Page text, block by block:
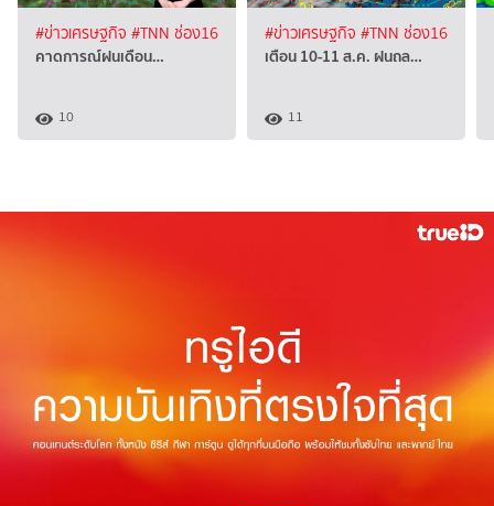
#ข่าวเศรษฐกิจ #TNN ช่อง16
คาดการณ์ฝนเดือน…
10
#ข่าวเศรษฐกิจ #TNN ช่อง16
เตือน 10-11 ส.ค. ฝนถล…
11